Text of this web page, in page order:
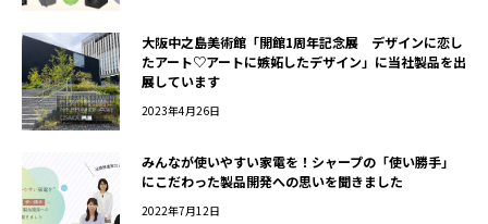
大阪中之島美術館「開館1周年記念展 デザインに恋し
たアート♡アートに嫉妬したデザイン」に当社製品を出
展しています
2023年4月26日
みんなが使いやすい家電を！シャープの「使い勝手」
にこだわった製品開発への思いを聞きました
2022年7月12日